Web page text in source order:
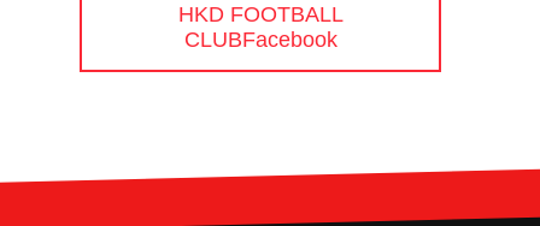
HKD FOOTBALL
CLUBFacebook